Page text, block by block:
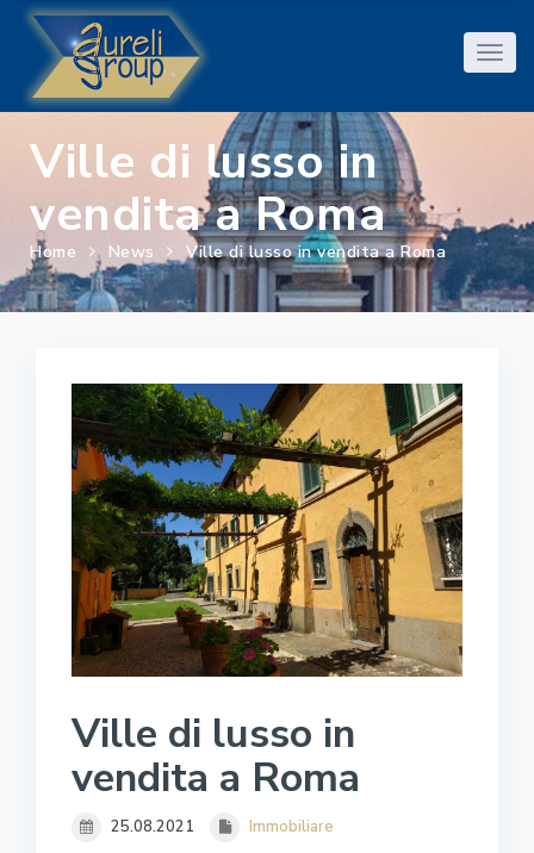
Ville di lusso in
vendita a Roma
Home News Ville di lusso in vendita a Roma
Ville di lusso in
vendita a Roma
25.08.2021 Immobiliare